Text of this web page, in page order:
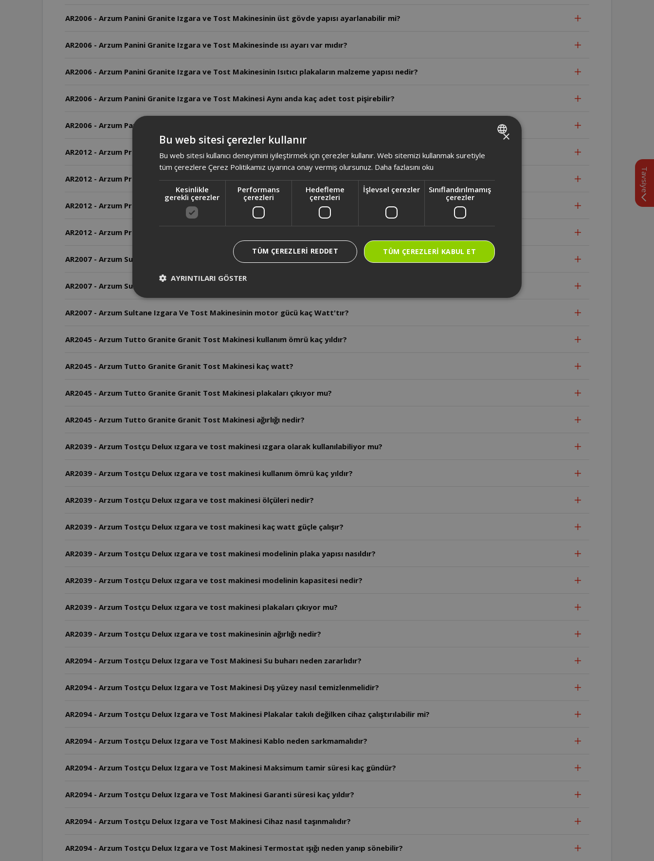
AR2006 - Arzum Panini Granite Izgara ve Tost Makinesinin üst gövde yapısı ayarlanabilir mi?
AR2006 - Arzum Panini Granite Izgara ve Tost Makinesinde ısı ayarı var mıdır?
AR2006 - Arzum Panini Granite Izgara ve Tost Makinesinin Isıtıcı plakaların malzeme yapısı nedir?
AR2006 - Arzum Panini Granite Izgara ve Tost Makinesi Aynı anda kaç adet tost pişirebilir?
AR2006 - Arzum Panini Granite Izgara ve Tost Makinesinin motor gücü kaç Watt'tır?
AR2012 - Arzum Prego Granite Izgara ve Tost Makinasının Plakaları çift taraflı olarak kullanılabilir mi?
AR2012 - Arzum Prego Granite Izgara ve Tost Makinasının Isıtıcı plakaların malzeme yapısı nedir?
AR2012 - Arzum Prego Granite Izgara ve Tost Makinası tek seferde kaç adet tost ekmeği pişirebilir?
AR2012 - Arzum Prego Granite Izgara ve Tost Makinası motor gücü ne kadardır?
AR2007 - Arzum Sultane Izgara Ve Tost Makinesi kaç farklı ısı ayarı vardır?
AR2007 - Arzum Sultane Izgara Ve Tost Makinesi Aynı anda kaç adet tost pişirebilir?
AR2007 - Arzum Sultane Izgara Ve Tost Makinesinin motor gücü kaç Watt'tır?
AR2045 - Arzum Tutto Granite Granit Tost Makinesi kullanım ömrü kaç yıldır?
AR2045 - Arzum Tutto Granite Granit Tost Makinesi kaç watt?
AR2045 - Arzum Tutto Granite Granit Tost Makinesi plakaları çıkıyor mu?
AR2045 - Arzum Tutto Granite Granit Tost Makinesi ağırlığı nedir?
AR2039 - Arzum Tostçu Delux ızgara ve tost makinesi ızgara olarak kullanılabiliyor mu?
AR2039 - Arzum Tostçu Delux ızgara ve tost makinesi kullanım ömrü kaç yıldır?
AR2039 - Arzum Tostçu Delux ızgara ve tost makinesi ölçüleri nedir?
AR2039 - Arzum Tostçu Delux ızgara ve tost makinesi kaç watt güçle çalışır?
AR2039 - Arzum Tostçu Delux ızgara ve tost makinesi modelinin plaka yapısı nasıldır?
AR2039 - Arzum Tostçu Delux ızgara ve tost makinesi modelinin kapasitesi nedir?
AR2039 - Arzum Tostçu Delux ızgara ve tost makinesi plakaları çıkıyor mu?
AR2039 - Arzum Tostçu Delux ızgara ve tost makinesinin ağırlığı nedir?
AR2094 - Arzum Tostçu Delux Izgara ve Tost Makinesi Su buharı neden zararlıdır?
AR2094 - Arzum Tostçu Delux Izgara ve Tost Makinesi Dış yüzey nasıl temizlenmelidir?
AR2094 - Arzum Tostçu Delux Izgara ve Tost Makinesi Plakalar takılı değilken cihaz çalıştırılabilir mi?
AR2094 - Arzum Tostçu Delux Izgara ve Tost Makinesi Kablo neden sarkmamalıdır?
AR2094 - Arzum Tostçu Delux Izgara ve Tost Makinesi Maksimum tamir süresi kaç gündür?
AR2094 - Arzum Tostçu Delux Izgara ve Tost Makinesi Garanti süresi kaç yıldır?
AR2094 - Arzum Tostçu Delux Izgara ve Tost Makinesi Cihaz nasıl taşınmalıdır?
AR2094 - Arzum Tostçu Delux Izgara ve Tost Makinesi Termostat ışığı neden yanıp sönebilir?
Tavsiye
TURKISH
×
Bu web sitesi çerezler kullanır
Bu web sitesi kullanıcı deneyimini iyileştirmek için çerezler kullanır. Web sitemizi kullanmak suretiyle
tüm çerezlere Çerez Politikamız uyarınca onay vermiş olursunuz. Daha fazlasını oku
Kesinlikle
gerekli çerezler
Performans
çerezleri
Hedefleme
çerezleri
İşlevsel çerezler
Sınıflandırılmamış
çerezler
TÜM ÇEREZLERI KABUL ET
TÜM ÇEREZLERI REDDET
AYRINTILARI GÖSTER